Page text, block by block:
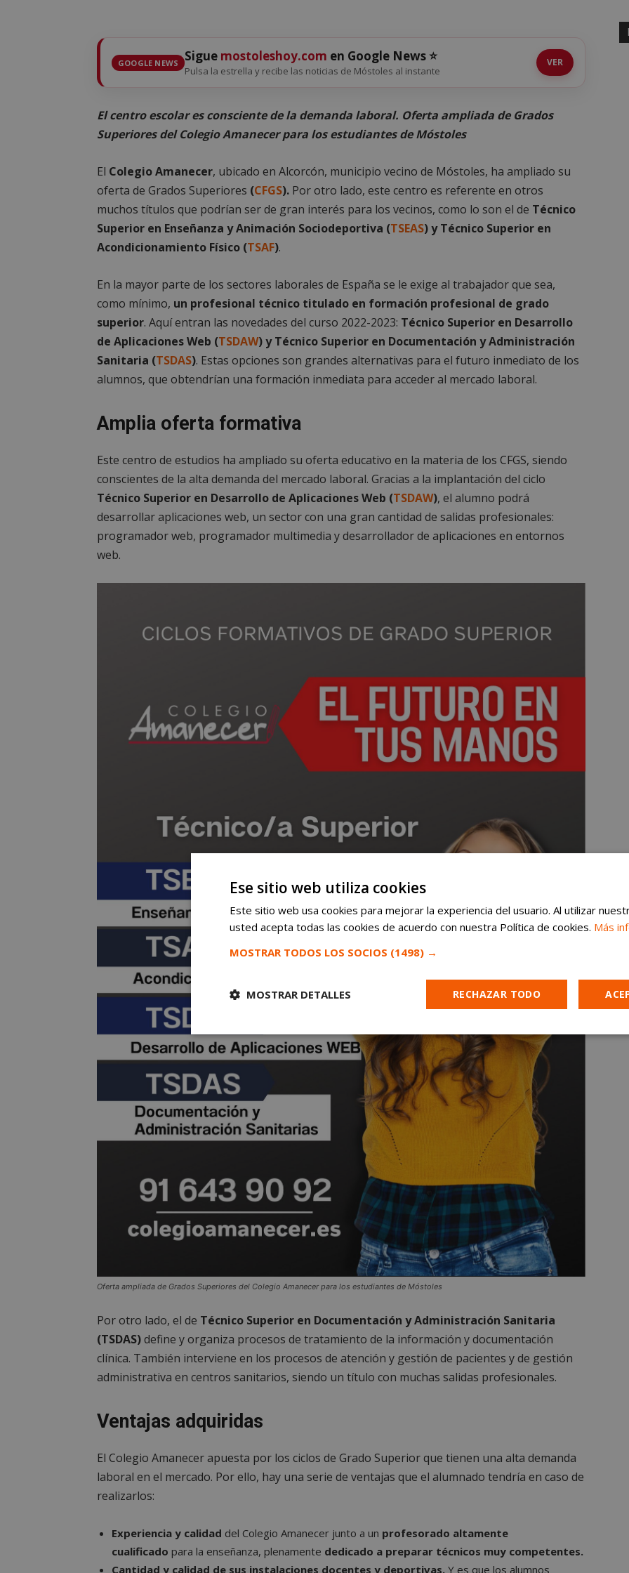
GOOGLE NEWS Sigue mostoleshoy.com en Google News ⭐
Pulsa la estrella y recibe las noticias de Móstoles al instante
VER
El centro escolar es consciente de la demanda laboral. Oferta ampliada de Grados
Superiores del Colegio Amanecer para los estudiantes de Móstoles
El Colegio Amanecer, ubicado en Alcorcón, municipio vecino de Móstoles, ha ampliado su
oferta de Grados Superiores (CFGS). Por otro lado, este centro es referente en otros
muchos títulos que podrían ser de gran interés para los vecinos, como lo son el de Técnico
Superior en Enseñanza y Animación Sociodeportiva (TSEAS) y Técnico Superior en
Acondicionamiento Físico (TSAF).
En la mayor parte de los sectores laborales de España se le exige al trabajador que sea,
como mínimo, un profesional técnico titulado en formación profesional de grado
superior. Aquí entran las novedades del curso 2022-2023: Técnico Superior en Desarrollo
de Aplicaciones Web (TSDAW) y Técnico Superior en Documentación y Administración
Sanitaria (TSDAS). Estas opciones son grandes alternativas para el futuro inmediato de los
alumnos, que obtendrían una formación inmediata para acceder al mercado laboral.
Amplia oferta formativa
Este centro de estudios ha ampliado su oferta educativo en la materia de los CFGS, siendo
conscientes de la alta demanda del mercado laboral. Gracias a la implantación del ciclo
Técnico Superior en Desarrollo de Aplicaciones Web (TSDAW), el alumno podrá
desarrollar aplicaciones web, un sector con una gran cantidad de salidas profesionales:
programador web, programador multimedia y desarrollador de aplicaciones en entornos
web.
Oferta ampliada de Grados Superiores del Colegio Amanecer para los estudiantes de Móstoles
Por otro lado, el de Técnico Superior en Documentación y Administración Sanitaria
(TSDAS)define y organiza procesos de tratamiento de la información y documentación
clínica. También interviene en los procesos de atención y gestión de pacientes y de gestión
administrativa en centros sanitarios, siendo un título con muchas salidas profesionales.
Ventajas adquiridas
El Colegio Amanecer apuesta por los ciclos de Grado Superior que tienen una alta demanda
laboral en el mercado. Por ello, hay una serie de ventajas que el alumnado tendría en caso de
realizarlos:
Experiencia y calidad del Colegio Amanecer junto a un profesorado altamente
cualificado para la enseñanza, plenamente dedicado a preparar técnicos muy competentes.
Cantidad y calidad de sus instalaciones docentes y deportivas. Y es que los alumnos
Ese sitio web utiliza cookies
Este sitio web usa cookies para mejorar la experiencia del usuario. Al utilizar
usted acepta todas las cookies de acuerdo con nuestra Política de cookies. Más
MOSTRAR TODOS LOS SOCIOS (1498) →
RECHAZAR TODO
MOSTRAR DETALLES
Cookies
estrictamente
necesarias
Cookies de
rendimiento
Cookies de
preferencias
Cookies de
funcionalidad
Cookies estrictamente necesarias Cookies de rendimiento
Cookies de funcionalidad
Cookies no clasificadas
Las cookies estrictamente necesarias permiten la funcionalidad principal del sitio web, como el inicio
la gestión de cuentas. El sitio web no se puede utilizar correctamente sin las cookies estrictamente
Proveedor
Dominio
Vencimiento Descripción
PHP.net
mostoleshoy.com
Sesión
Cookie generada por aplicaciones
PHP. Este es un identificador de propósito
ejemplo es mantener un estado de inicio
usuario entre páginas.
_GRECAPTCHA
www.google.com
6 meses
Google reCAPTCHA establece una cookie
(_GRECAPTCHA) cuando se ejecuta con el
proporcionar su análisis de riesgo.
El servicio Cookie-Script.com utiliza esta
informes válidos sobre el uso de su sitio
Storage declaration
google_auto_fc_cmp_setting